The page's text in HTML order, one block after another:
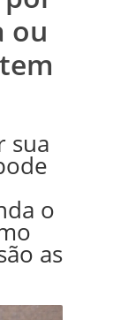
ou
sua
o
as